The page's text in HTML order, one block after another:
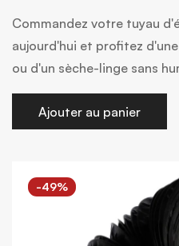
Commandez votre tuyau
aujourd'hui et profitez
ou d'un sèche-linge sans
Ajouter au panier
-49%